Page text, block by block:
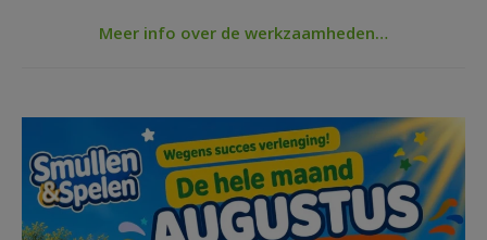
Meer info over de werkzaamheden…